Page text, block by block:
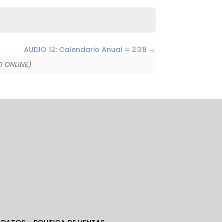
AUDIO 12: Calendario Anual = 2:38
ONLINE)